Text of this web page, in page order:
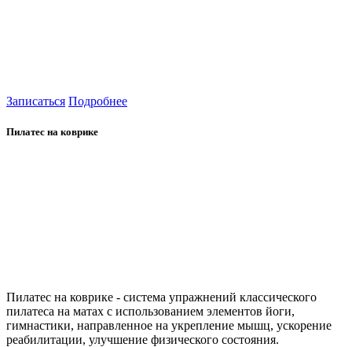
Записаться Подробнее
Пилатес на коврике
Пилатес на коврике - система упражнений классического
пилатеса на матах с использованием элементов йоги,
гимнастики, направленное на укрепление мышц, ускорение
реабилитации, улучшение физического состояния.